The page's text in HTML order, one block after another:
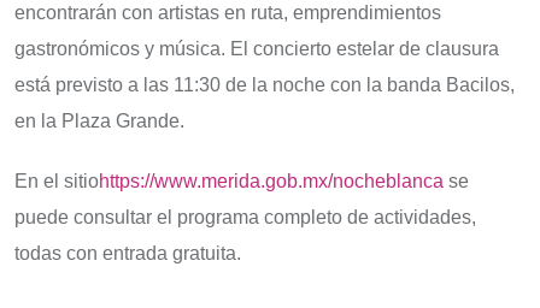
encontrarán con artistas en ruta, emprendimientos
gastronómicos y música. El concierto estelar de clausura
está previsto a las 11:30 de la noche con la banda Bacilos,
en la Plaza Grande.
En el sitiohttps://www.merida.gob.mx/nocheblanca se
puede consultar el programa completo de actividades,
todas con entrada gratuita.